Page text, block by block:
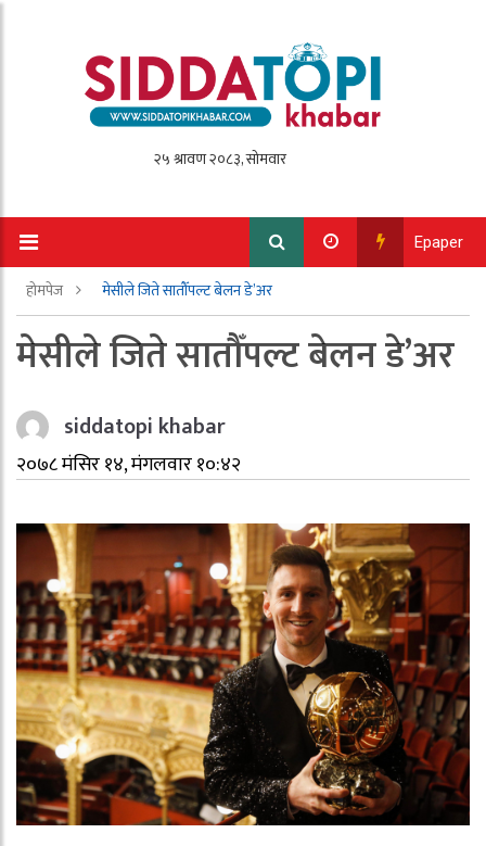
Epaper
होमपेज मेसीले जिते सातौँपल्ट बेलन डे’अर
मेसीले जिते सातौँपल्ट बेलन डे’अर
siddatopi khabar
२०७८ मंसिर १४, मंगलवार १०:४२